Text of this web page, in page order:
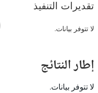
التنفيذ
بيانات.
بيانات.